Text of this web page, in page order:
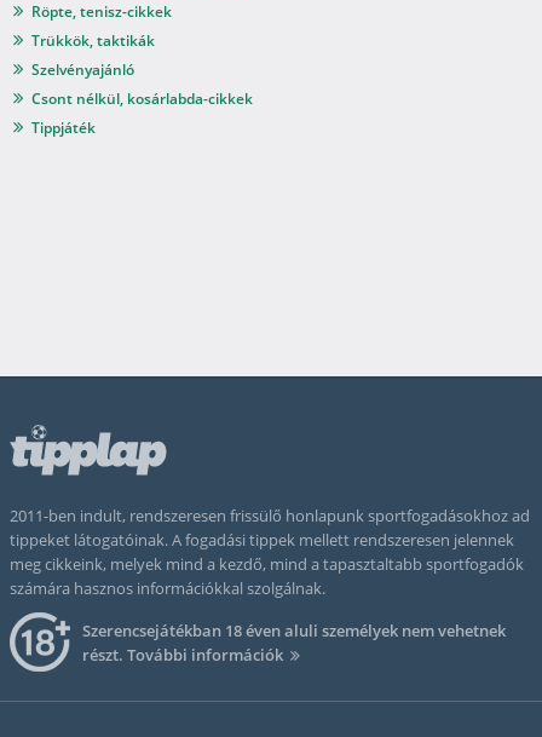
Röpte, tenisz-cikkek
Trükkök, taktikák
Szelvényajánló
Csont nélkül, kosárlabda-cikkek
Tippjáték
2011-ben indult, rendszeresen frissülő honlapunk sportfogadásokhoz ad
tippeket látogatóinak. A fogadási tippek mellett rendszeresen jelennek
meg cikkeink, melyek mind a kezdő, mind a tapasztaltabb sportfogadók
számára hasznos információkkal szolgálnak.
Szerencsejátékban 18 éven aluli személyek nem vehetnek
részt. További információk